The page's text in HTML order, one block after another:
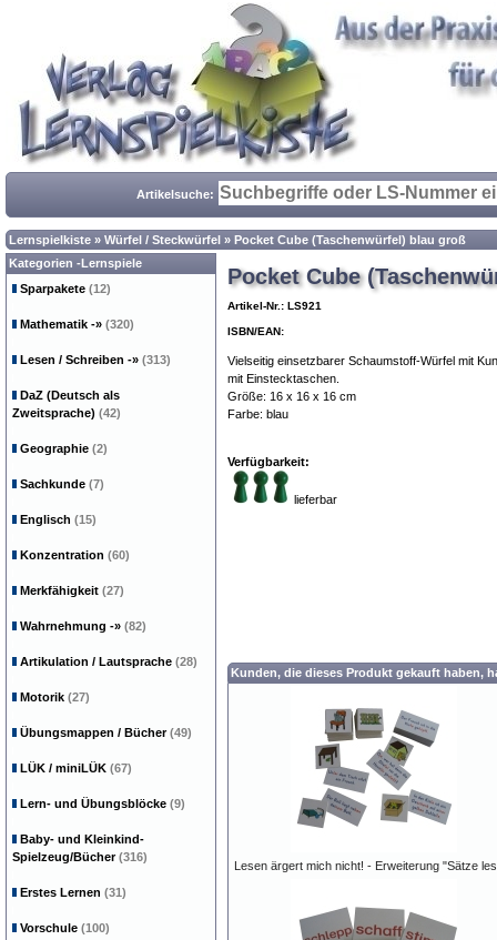
Artikelsuche:
Lernspielkiste » Würfel / Steckwürfel » Pocket Cube (Taschenwürfel) blau groß
Pocket Cube
Artikel-Nr.: LS921
ISBN/EAN:
Vielseitig einsetzbarer Schaumstoff-Würfel mit
mit Einstecktaschen.
Größe: 16 x 16 x 16 cm
Farbe: blau
Verfügbarkeit:
lieferbar
Kunden, die dieses Produkt gekauft haben,
Lesen ärgert mich nicht! - Erweiterung "Sätze
Kategorien -Lernspiele
Sparpakete (12)
Mathematik -» (320)
Lesen / Schreiben -» (313)
DaZ (Deutsch als
Zweitsprache) (42)
Geographie (2)
Sachkunde (7)
Englisch (15)
Konzentration (60)
Merkfähigkeit (27)
Wahrnehmung -» (82)
Artikulation / Lautsprache (28)
Motorik (27)
Übungsmappen / Bücher(49)
LÜK / miniLÜK (67)
Lern- und Übungsblöcke (9)
Baby- und Kleinkind-
Spielzeug/Bücher(316)
Erstes Lernen (31)
Vorschule (100)